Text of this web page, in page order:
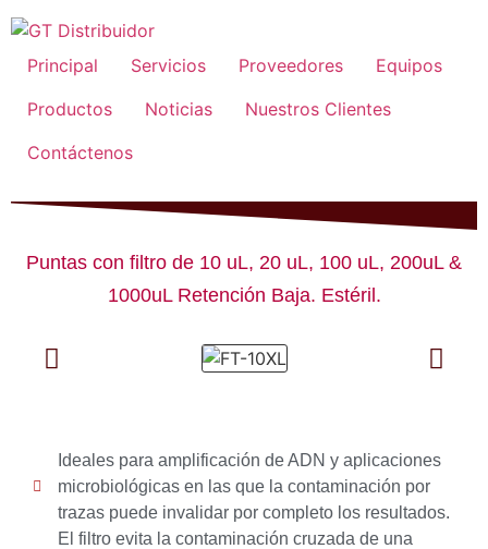
Principal Servicios Proveedores
Equipos
Productos
Noticias
Nuestros Clientes
Contáctenos
Puntas con filtro de 10 uL, 20 uL, 100 uL, 200uL &
1000uL Retención Baja. Estéril.
Ideales para amplificación de ADN y aplicaciones
microbiológicas en las que la contaminación por
trazas puede invalidar por completo los resultados.
El filtro evita la contaminación cruzada de una